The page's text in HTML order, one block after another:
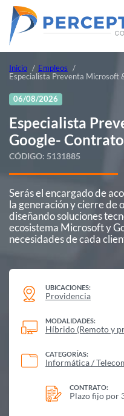
Inicio
Empleos
Especialista Preventa Microsoft
06/08/2026
Especialista
Google-
CÓDIGO: 5131885
Serás el encargado de
la generación y cierre de
diseñando soluciones
ecosistema Microsoft y
necesidades de cada
UBICACIONES:
Providencia
MODALIDADES:
Híbrido (Remoto y
CATEGORÍAS:
Informática /
CONTRATO:
Plazo fijo por